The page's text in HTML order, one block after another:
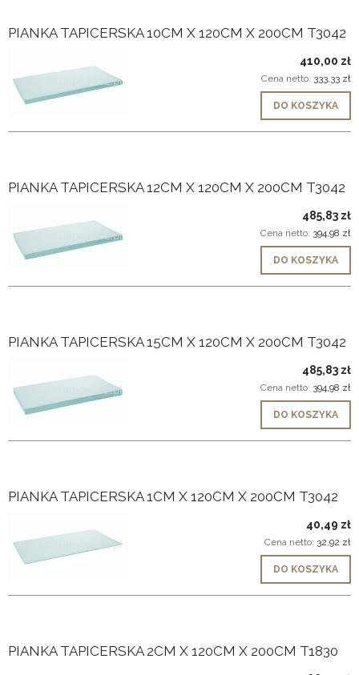
PIANKA TAPICERSKA 10CM X 120CM X 200CM T3042
410,00 zł
Cena netto: 333,33 zł
DO KOSZYKA
PIANKA TAPICERSKA 12CM X 120CM X 200CM T3042
485,83 zł
Cena netto: 394,98 zł
DO KOSZYKA
PIANKA TAPICERSKA 15CM X 120CM X 200CM T3042
485,83 zł
Cena netto: 394,98 zł
DO KOSZYKA
PIANKA TAPICERSKA 1CM X 120CM X 200CM T3042
40,49 zł
Cena netto: 32,92 zł
DO KOSZYKA
PIANKA TAPICERSKA 2CM X 120CM X 200CM T1830